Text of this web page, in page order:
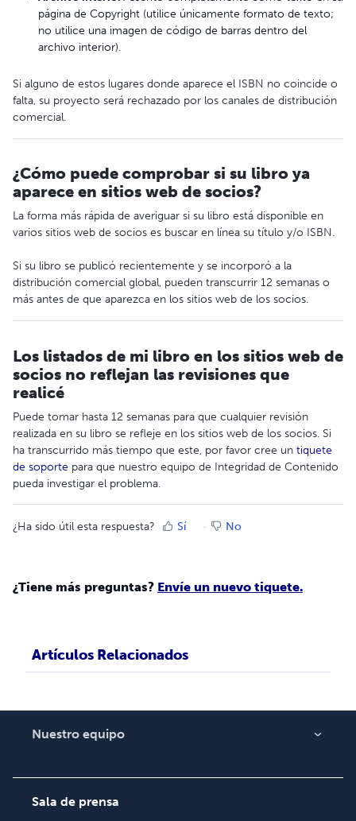
página de Copyright (utilice únicamente formato de texto;
no utilice una imagen de código de barras dentro del
archivo interior).
Si alguno de estos lugares donde aparece el ISBN no coincide o
falta, su proyecto será rechazado por los canales de distribución
comercial.
¿Cómo puede comprobar si su libro ya
aparece en sitios web de socios?
La forma más rápida de averiguar si su libro está disponible en
varios sitios web de socios es buscar en línea su título y/o ISBN.
Si su libro se publicó recientemente y se incorporó a la
distribución comercial global, pueden transcurrir 12 semanas o
más antes de que aparezca en los sitios web de los socios.
Los listados de mi libro en los sitios web de
socios no reflejan las revisiones que
realicé
Puede tomar hasta 12 semanas para que cualquier revisión
realizada en su libro se refleje en los sitios web de los socios. Si
ha transcurrido más tiempo que este, por favor cree un tiquete
de soporte para que nuestro equipo de Integridad de Contenido
pueda investigar el problema.
¿Ha sido útil esta respuesta? Sí No
¿Tiene más preguntas? Envíe un nuevo tiquete.
Artículos Relacionados
Nuestro equipo
Empleo
Sala de prensa